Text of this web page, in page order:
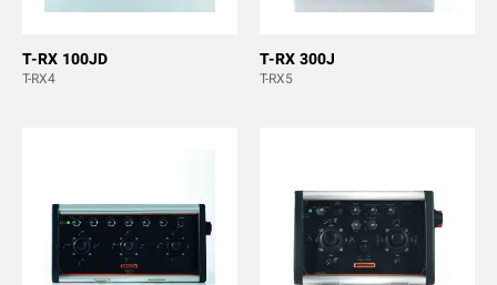
T-RX 100JD
T-RX4
T-RX 300J
T-RX5